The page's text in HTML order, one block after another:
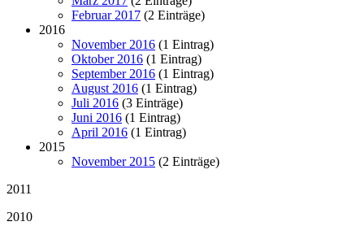
Februar 2017 (2 Einträge)
2016
November 2016 (1 Eintrag)
Oktober 2016 (1 Eintrag)
September 2016 (1 Eintrag)
August 2016 (1 Eintrag)
Juli 2016 (3 Einträge)
Juni 2016 (1 Eintrag)
April 2016 (1 Eintrag)
2015
November 2015 (2 Einträge)
2011
2010